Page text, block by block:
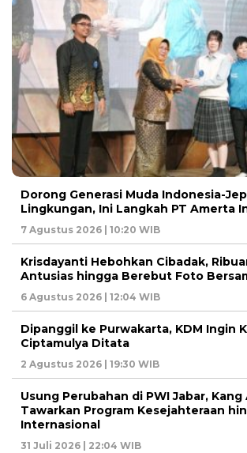
Dorong Generasi Muda Indonesia-
Lingkungan, Ini Langkah PT Amerta
7 Agustus 2026 | 10:20 WIB
Krisdayanti Hebohkan Cibadak,
Antusias hingga Berebut Foto
6 Agustus 2026 | 12:04 WIB
Dipanggil ke Purwakarta, KDM Ingin
Ciptamulya Ditata
2 Agustus 2026 | 19:30 WIB
Usung Perubahan di PWI Jabar, Kang
Tawarkan Program Kesejahteraan
Internasional
31 Juli 2026 | 22:04 WIB